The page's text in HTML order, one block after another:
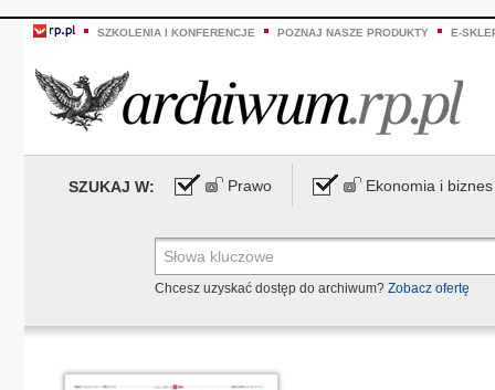
SZKOLENIA I KONFERENCJE POZNAJ NASZE PRODUKTY E-
SZUKAJ W: Prawo Ekonomia i biznes
Chcesz uzyskać dostęp do archiwum? Zobacz ofertę